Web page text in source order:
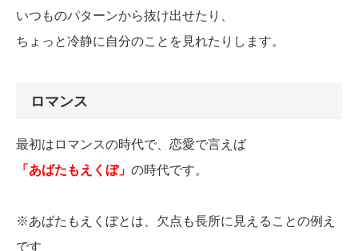
いつものパターンから抜け出せたり、
ちょっと冷静に自分のことを見れたりします。
ロマンス
最初はロマンスの時代で、恋愛で言えば
「あばたもえくぼ」 の時代です。
※あばたもえくぼとは、欠点も長所に見えることの例え
です